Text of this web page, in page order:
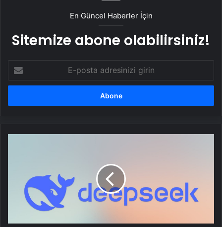
En Güncel Haberler İçin
Sitemize abone olabilirsiniz!
posta
adresinizi
önlemler
almasına
neden